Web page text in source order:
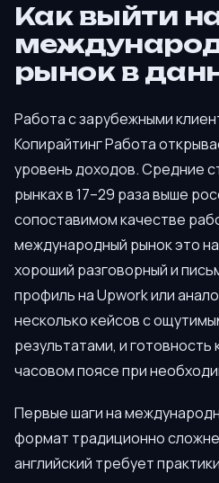
Как выйти
рынок в
Работа с зарубежными
Копирайтинг Работа
уровень доходов. Средние
рынках в 17–29 раза выше
сопоставимом качестве
международный рынок это
хороший разговорный и
профиль на Upwork или
несколько кейсов с
результатами, и готовность
часовом поясе при
Первые шаги на
формат традиционно
английский требует